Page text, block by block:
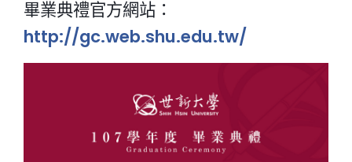
畢業典禮官方網站：
http://gc.web.shu.edu.tw/